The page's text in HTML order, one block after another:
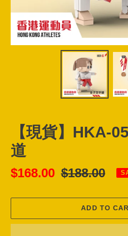
【現貨】HKA-
道
Sale
$168.00 Regular
$188.00
ADD TO